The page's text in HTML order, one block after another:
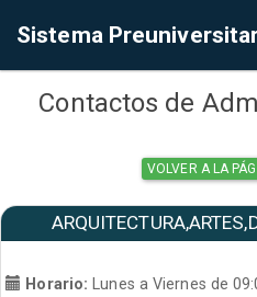
Sistema
Contactos de
VOLVER A LA
Horario:
Lunes a Viernes de